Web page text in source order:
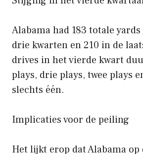
Alabama had 183 totale
drie kwarten en 210 in de
drives in het vierde kwart
plays, drie plays, twee plays
slechts één.
Implicaties voor de peiling
Het lijkt erop dat Alabama